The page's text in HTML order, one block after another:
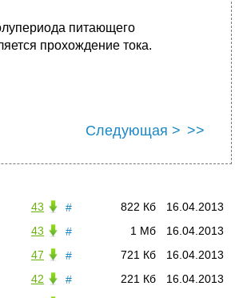
питающего
прохождение тока.
Следующая > >>
# 16.04.2013
822 Кб
43
#
16.04.2013
1 Мб
43
#
16.04.2013
721 Кб
47
#
16.04.2013
221 Кб
42